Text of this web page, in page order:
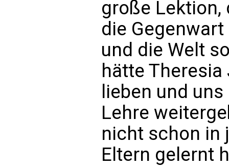
große Lektion,
die
und die Welt
hätte
lieben und
Lehre
nicht schon in
Eltern gelernt